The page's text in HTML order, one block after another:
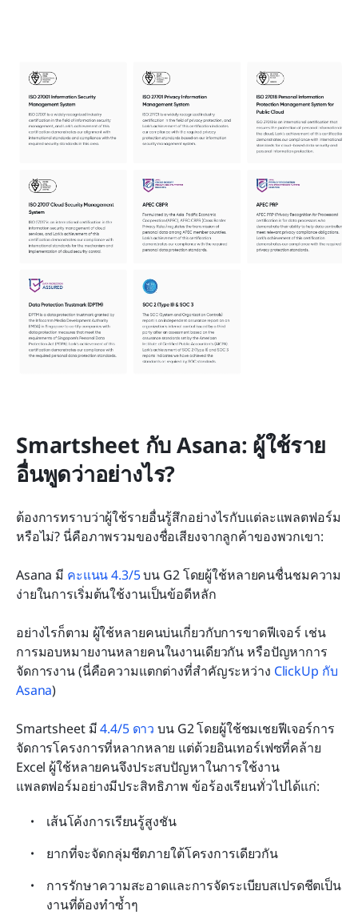
Smartsheet กับ Asana: ผู้ใช้ราย
อื่นพูดว่าอย่างไร?
ต้องการทราบว่าผู้ใช้รายอื่นรู้สึกอย่างไรกับแต่ละแพลตฟอร์ม
หรือไม่? นี่คือภาพรวมของชื่อเสียงจากลูกค้าของพวกเขา:
Asana มี คะแนน 4.3/5 บน G2 โดยผู้ใช้หลายคนชื่นชมความ
ง่ายในการเริ่มต้นใช้งานเป็นข้อดีหลัก
อย่างไรก็ตาม ผู้ใช้หลายคนบ่นเกี่ยวกับการขาดฟีเจอร์ เช่น
การมอบหมายงานหลายคนในงานเดียวกัน หรือปัญหาการ
จัดการงาน (นี่คือความแตกต่างที่สำคัญระหว่าง ClickUp กับ
Asana)
Smartsheet มี 4.4/5 ดาว บน G2 โดยผู้ใช้ชมเชยฟีเจอร์การ
จัดการโครงการที่หลากหลาย แต่ด้วยอินเทอร์เฟซที่คล้าย
Excel ผู้ใช้หลายคนจึงประสบปัญหาในการใช้งาน
แพลตฟอร์มอย่างมีประสิทธิภาพ ข้อร้องเรียนทั่วไปได้แก่:
เส้นโค้งการเรียนรู้สูงชัน
ยากที่จะจัดกลุ่มชีตภายใต้โครงการเดียวกัน
การรักษาความสะอาดและการจัดระเบียบสเปรดชีตเป็น
งานที่ต้องทำซ้ำๆ